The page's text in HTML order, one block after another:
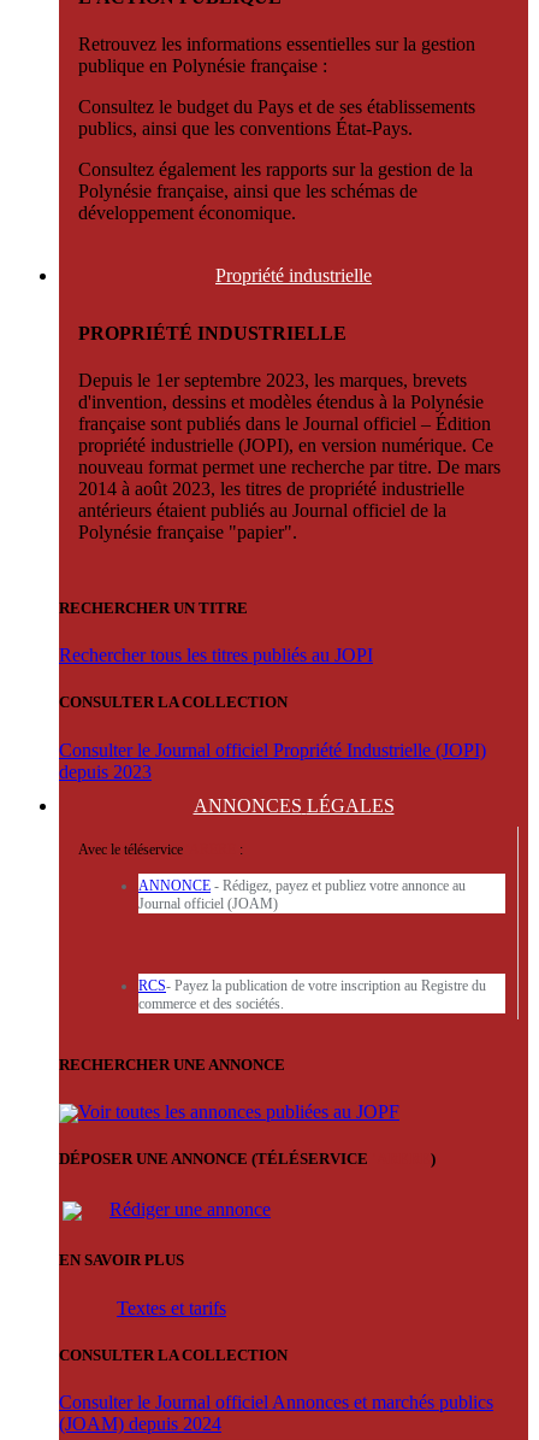
Retrouvez les informations essentielles sur la gestion
publique en Polynésie française :
Consultez le budget du Pays et de ses établissements
publics, ainsi que les conventions État-Pays.
Consultez également les rapports sur la gestion de la
Polynésie française, ainsi que les schémas de
développement économique.
Propriété industrielle
PROPRIÉTÉ INDUSTRIELLE
Depuis le 1er septembre 2023, les marques, brevets
d'invention, dessins et modèles étendus à la Polynésie
française sont publiés dans le Journal officiel – Édition
propriété industrielle (JOPI), en version numérique. Ce
nouveau format permet une recherche par titre. De mars
2014 à août 2023, les titres de propriété industrielle
antérieurs étaient publiés au Journal officiel de la
Polynésie française "papier".
RECHERCHER UN TITRE
Rechercher tous les titres publiés au JOPI
CONSULTER LA COLLECTION
Consulter le Journal officiel Propriété Industrielle (JOPI)
depuis 2023
ANNONCES LÉGALES
Avec le téléservice :
ANNONCE - Rédigez, payez et publiez votre annonce au
Journal officiel (JOAM)
RCS- Payez la publication de votre inscription au Registre du
commerce et des sociétés.
RECHERCHER UNE ANNONCE
Voir toutes les annonces publiées au JOPF
DÉPOSER UNE ANNONCE (TÉLÉSERVICE )
Rédiger une annonce
EN SAVOIR PLUS
Textes et tarifs
CONSULTER LA COLLECTION
Consulter le Journal officiel Annonces et marchés publics
(JOAM) depuis 2024